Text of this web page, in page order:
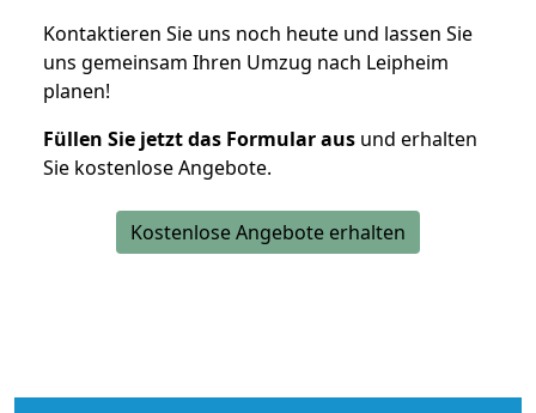
Kontaktieren Sie uns noch heute und lassen Sie
uns gemeinsam Ihren Umzug nach Leipheim
planen!
Füllen Sie jetzt das Formular aus und erhalten
Sie kostenlose Angebote.
Kostenlose Angebote erhalten